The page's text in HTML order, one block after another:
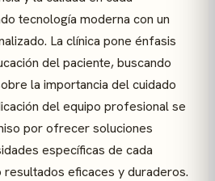
tecnología moderna con un
La clínica pone énfasis
del paciente, buscando
la importancia del cuidado
del equipo profesional se
por ofrecer soluciones
específicas de cada
resultados eficaces y duraderos.